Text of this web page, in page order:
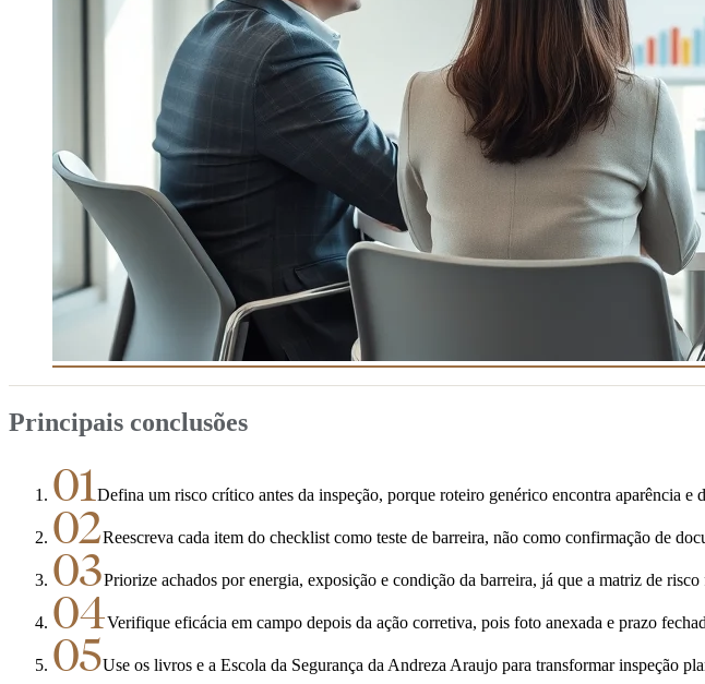
Principais conclusões
01Defina um risco crítico antes da inspeção, porque roteiro genérico encontra aparência
02Reescreva cada item do checklist como teste de barreira, não como confirmação de
03Priorize achados por energia, exposição e condição da barreira, já que a matriz de
04Verifique eficácia em campo depois da ação corretiva, pois foto anexada e prazo
05Use os livros e a Escola da Segurança da Andreza Araujo para transformar inspeção